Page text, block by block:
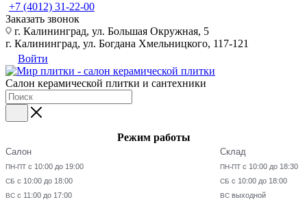
+7 (4012) 31-22-00
Заказать звонок
г. Калининград, ул. Большая Окружная, 5
г. Калининград, ул. Богдана Хмельницкого, 117-121
Войти
Салон керамической плитки и сантехники
Режим работы
Салон
ПН-ПТ с 10:00 до 19:00
СБ с 10:00 до 18:00
ВС с 11:00 до 17:00
Склад
ПН-ПТ с 10:00 до 18:30
СБ с 10:00 до 18:00
ВС выходной